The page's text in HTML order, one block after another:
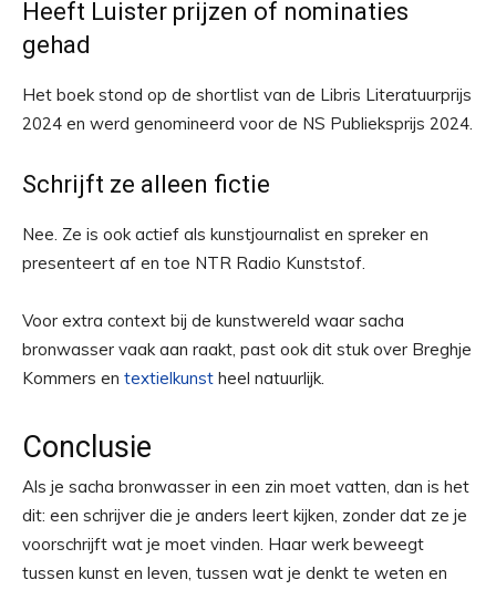
Heeft Luister prijzen of nominaties
gehad
Het boek stond op de shortlist van de Libris Literatuurprijs
2024 en werd genomineerd voor de NS Publieksprijs 2024.
Schrijft ze alleen fictie
Nee. Ze is ook actief als kunstjournalist en spreker en
presenteert af en toe NTR Radio Kunststof.
Voor extra context bij de kunstwereld waar sacha
bronwasser vaak aan raakt, past ook dit stuk over Breghje
Kommers en textielkunst heel natuurlijk.
Conclusie
Als je sacha bronwasser in een zin moet vatten, dan is het
dit: een schrijver die je anders leert kijken, zonder dat ze je
voorschrijft wat je moet vinden. Haar werk beweegt
tussen kunst en leven, tussen wat je denkt te weten en